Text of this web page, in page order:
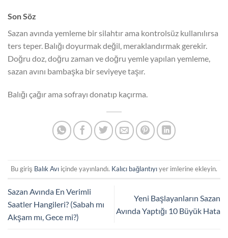
Son Söz
Sazan avında yemleme bir silahtır ama kontrolsüz kullanılırsa
ters teper. Balığı doyurmak değil, meraklandırmak gerekir.
Doğru doz, doğru zaman ve doğru yemle yapılan yemleme,
sazan avını bambaşka bir seviyeye taşır.
Balığı çağır ama sofrayı donatıp kaçırma.
Bu giriş Balık Avı içinde yayınlandı. Kalıcı bağlantıyıyer imlerine ekleyin.
Sazan Avında En Verimli
Saatler Hangileri? (Sabah mı
Akşam mı, Gece mi?)
Yeni Başlayanların Sazan
Avında Yaptığı 10 Büyük Hata